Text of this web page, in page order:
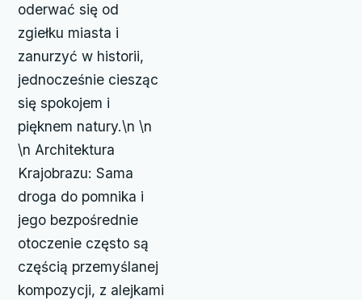
oderwać się od
zgiełku miasta i
zanurzyć w historii,
jednocześnie ciesząc
się spokojem i
pięknem natury.\n \n
\n Architektura
Krajobrazu: Sama
droga do pomnika i
jego bezpośrednie
otoczenie często są
częścią przemyślanej
kompozycji, z alejkami